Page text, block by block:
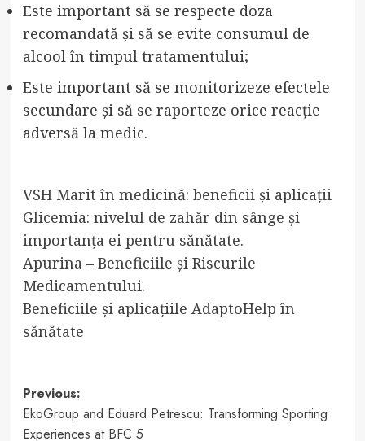
Este important să se respecte doza
recomandată și să se evite consumul de
alcool în timpul tratamentului;
Este important să se monitorizeze efectele
secundare și să se raporteze orice reacție
adversă la medic.
VSH Marit în medicină: beneficii și aplicații
Glicemia: nivelul de zahăr din sânge și
importanța ei pentru sănătate.
Apurina – Beneficiile și Riscurile
Medicamentului.
Beneficiile și aplicațiile AdaptoHelp în
sănătate
Post
navigation
Previous:
EkoGroup and Eduard Petrescu: Transforming Sporting
Experiences at BFC 5